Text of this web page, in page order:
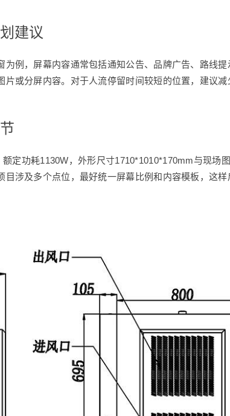
建议
为例，屏幕内容通常包括通知公告、品牌广告、路线
片或分屏内容。对于人流停留时间较短的位置，建议
额定功耗1130W，外形尺寸1710*1010*170mm与现场
目涉及多个点位，最好统一屏幕比例和内容模板，这